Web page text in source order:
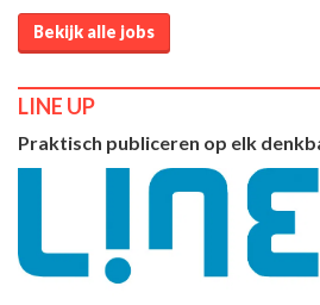
Bekijk alle jobs
LINE UP
Praktisch publiceren op elk